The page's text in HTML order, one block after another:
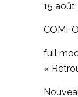
15 août
full
«